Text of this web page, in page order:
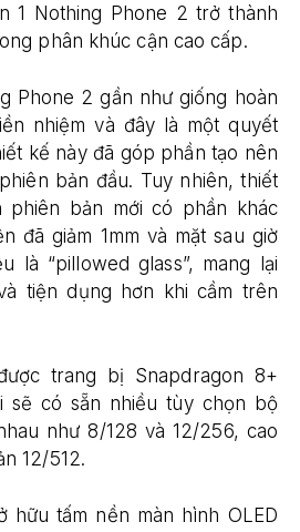
1 Nothing Phone 2 trở thành
phân khúc cận cao cấp.
Phone 2 gần như giống hoàn
nhiệm và đây là một quyết
kế này đã góp phần tạo nên
bản đầu. Tuy nhiên, thiết
phiên bản mới có phần khác
đã giảm 1mm và mặt sau giờ
là “pillowed glass”, mang lại
tiện dụng hơn khi cầm trên
trang bị Snapdragon 8+
sẽ có sẵn nhiều tùy chọn bộ
như 8/128 và 12/256, cao
12/512.
hữu tấm nền màn hình OLED